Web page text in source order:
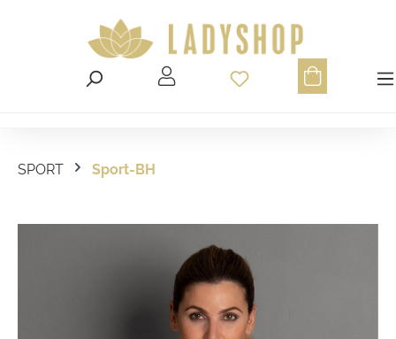
Du hast 0
SPORT Sport-BH
Bildergalerie überspringen